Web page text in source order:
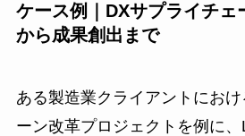
ケース例｜DXサプライチ
から成果創出まで
ある製造業クライアントにお
ーン改革プロジェクトを例に